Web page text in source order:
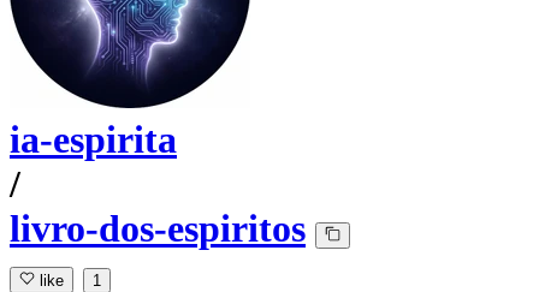
ia-espirita
/
livro-dos-espiritos
like 1